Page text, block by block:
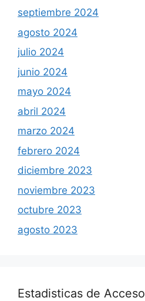
septiembre 2024
agosto 2024
julio 2024
junio 2024
mayo 2024
abril 2024
marzo 2024
febrero 2024
diciembre 2023
noviembre 2023
octubre 2023
agosto 2023
Estadisticas de Acceso